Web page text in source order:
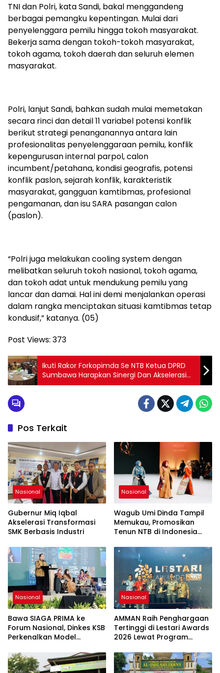
TNI dan Polri, kata Sandi, bakal menggandeng
berbagai pemangku kepentingan. Mulai dari
penyelenggara pemilu hingga tokoh masyarakat.
Bekerja sama dengan tokoh-tokoh masyarakat,
tokoh agama, tokoh daerah dan seluruh elemen
masyarakat.
Polri, lanjut Sandi, bahkan sudah mulai memetakan
secara rinci dan detail 11 variabel potensi konflik
berikut strategi penanganannya antara lain
profesionalitas penyelenggaraan pemilu, konflik
kepengurusan internal parpol, calon
incumbent/petahana, kondisi geografis, potensi
konflik paslon, sejarah konflik, karakteristik
masyarakat, gangguan kamtibmas, profesional
pengamanan, dan isu SARA pasangan calon
(paslon).
“Polri juga melakukan cooling system dengan
melibatkan seluruh tokoh nasional, tokoh agama,
dan tokoh adat untuk mendukung pemilu yang
lancar dan damai. Hal ini demi menjalankan operasi
dalam rangka menciptakan situasi kamtibmas tetap
kondusif,” katanya. (05)
Post Views: 373
Ikuti Rakor Forkopimda Se NTB Ketua DPRD
Sumbawa Harapkan Sinergi Dan Akselerasi
Pembangunan Daerah Meningkat
Pos Terkait
Nasional
Gubernur Miq Iqbal
Akselerasi Transformasi
SMK Berbasis Industri
Nasional
Wagub Umi Dinda Tampil
Memukau, Promosikan
Tenun NTB di Indonesia
Nasional
Bawa SIAGA PRIMA ke
Forum Nasional, Dinkes KSB
Perkenalkan Model
Proaktif
Nasional
AMMAN Raih Penghargaan
Tertinggi di Lestari Awards
2026 Lewat Program
Sekolah